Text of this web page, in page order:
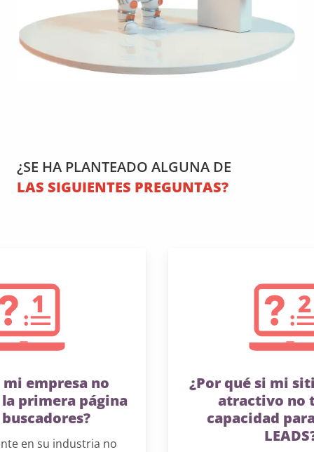
¿SE HA PLANTEADO ALGUNA DE
LAS SIGUIENTES PREGUNTAS?
mi empresa no
primera página
en su industria no
¿Por qué si mi
atractivo no
capacidad